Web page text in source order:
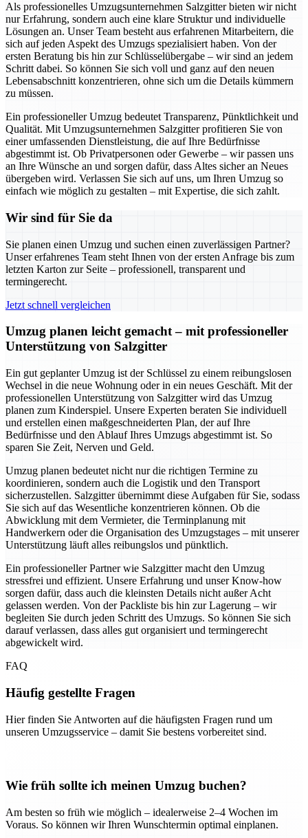
Als professionelles Umzugsunternehmen Salzgitter bieten wir nicht
nur Erfahrung, sondern auch eine klare Struktur und individuelle
Lösungen an. Unser Team besteht aus erfahrenen Mitarbeitern, die
sich auf jeden Aspekt des Umzugs spezialisiert haben. Von der
ersten Beratung bis hin zur Schlüsselübergabe – wir sind an jedem
Schritt dabei. So können Sie sich voll und ganz auf den neuen
Lebensabschnitt konzentrieren, ohne sich um die Details kümmern
zu müssen.
Ein professioneller Umzug bedeutet Transparenz, Pünktlichkeit und
Qualität. Mit Umzugsunternehmen Salzgitter profitieren Sie von
einer umfassenden Dienstleistung, die auf Ihre Bedürfnisse
abgestimmt ist. Ob Privatpersonen oder Gewerbe – wir passen uns
an Ihre Wünsche an und sorgen dafür, dass Altes sicher an Neues
übergeben wird. Verlassen Sie sich auf uns, um Ihren Umzug so
einfach wie möglich zu gestalten – mit Expertise, die sich zahlt.
Wir sind für Sie da
Sie planen einen Umzug und suchen einen zuverlässigen Partner?
Unser erfahrenes Team steht Ihnen von der ersten Anfrage bis zum
letzten Karton zur Seite – professionell, transparent und
termingerecht.
Jetzt schnell vergleichen
Umzug planen leicht gemacht – mit professioneller
Unterstützung von Salzgitter
Ein gut geplanter Umzug ist der Schlüssel zu einem reibungslosen
Wechsel in die neue Wohnung oder in ein neues Geschäft. Mit der
professionellen Unterstützung von Salzgitter wird das Umzug
planen zum Kinderspiel. Unsere Experten beraten Sie individuell
und erstellen einen maßgeschneiderten Plan, der auf Ihre
Bedürfnisse und den Ablauf Ihres Umzugs abgestimmt ist. So
sparen Sie Zeit, Nerven und Geld.
Umzug planen bedeutet nicht nur die richtigen Termine zu
koordinieren, sondern auch die Logistik und den Transport
sicherzustellen. Salzgitter übernimmt diese Aufgaben für Sie, sodass
Sie sich auf das Wesentliche konzentrieren können. Ob die
Abwicklung mit dem Vermieter, die Terminplanung mit
Handwerkern oder die Organisation des Umzugstages – mit unserer
Unterstützung läuft alles reibungslos und pünktlich.
Ein professioneller Partner wie Salzgitter macht den Umzug
stressfrei und effizient. Unsere Erfahrung und unser Know-how
sorgen dafür, dass auch die kleinsten Details nicht außer Acht
gelassen werden. Von der Packliste bis hin zur Lagerung – wir
begleiten Sie durch jeden Schritt des Umzugs. So können Sie sich
darauf verlassen, dass alles gut organisiert und termingerecht
abgewickelt wird.
FAQ
Häufig gestellte Fragen
Hier finden Sie Antworten auf die häufigsten Fragen rund um
unseren Umzugsservice – damit Sie bestens vorbereitet sind.
Wie früh sollte ich meinen Umzug buchen?
Am besten so früh wie möglich – idealerweise 2–4 Wochen im
Voraus. So können wir Ihren Wunschtermin optimal einplanen.